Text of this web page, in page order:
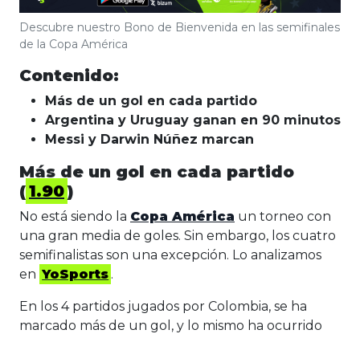
Descubre nuestro Bono de Bienvenida en las semifinales
de la Copa América
Contenido:
Más de un gol en cada partido
Argentina y Uruguay ganan en 90 minutos
Messi y Darwin Núñez marcan
Más de un gol en cada partido
(1.90)
No está siendo la Copa América un torneo con
una gran media de goles. Sin embargo, los cuatro
semifinalistas son una excepción. Lo analizamos
en YoSports .
En los 4 partidos jugados por Colombia, se ha
marcado más de un gol, y lo mismo ha ocurrido